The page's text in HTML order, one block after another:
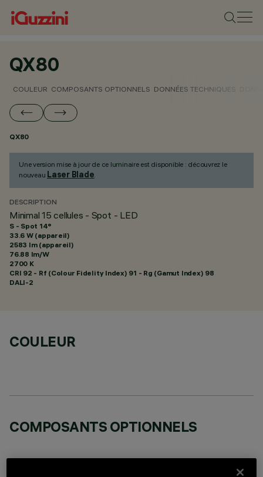
QX80
COULEUR COMPOSANTS OPTIONNELS DONNÉES TECHNIQUES
QX80
Une version mise à jour de ce luminaire est disponible : découvrez le
nouveau Laser Blade.
DESCRIPTION
Minimal 15 cellules - Spot - LED
S - Spot 14°
33.6 W (appareil)
2583 lm (appareil)
76.88 lm/W
2700 K
CRI 92 - Rf (Colour Fidelity Index) 91 - Rg (Gamut Index) 98
DALI-2
COULEUR
COMPOSANTS OPTIONNELS